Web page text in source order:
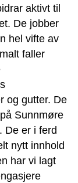
aktivt til
De jobber
hel vifte av
faller
og gutter. De
Sunnmøre
De er i ferd
nytt innhold
har vi lagt